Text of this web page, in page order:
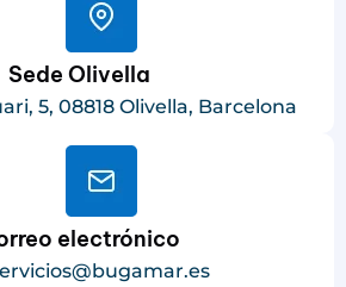
Sede Olivella
5, 08818 Olivella, Barcelona
electrónico